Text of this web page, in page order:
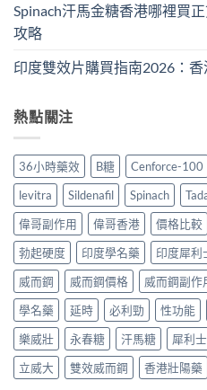
Spinach汗馬金糖香港哪裡買
攻略
印度雙效片購買指南2026：
熱點關注
36小時藥效 B糖 Cenforce-100
levitra
Sildenafil Spinach
偉哥副作用
偉哥香港 價格比較
勃起硬度
印度學名藥 印度犀利
威而鋼
威而鋼價格 威而鋼副作
學名藥
延時 必利勁 性功能
樂威壯
永春糖 汗馬糖 犀利士
立威大
雙效威而鋼 香港壯陽藥